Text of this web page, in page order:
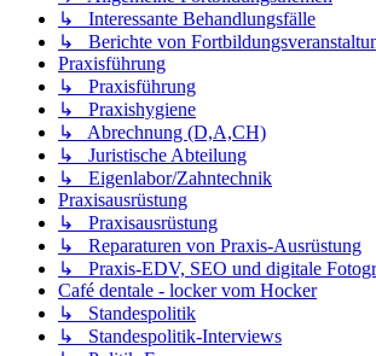
↳ Interessante Behandlungsfälle
↳ Berichte von
Praxisführung
↳ Praxisführung
↳ Praxishygiene
↳ Abrechnung (D,A,CH)
↳ Juristische Abteilung
↳ Eigenlabor/Zahntechnik
Praxisausrüstung
↳ Praxisausrüstung
↳ Reparaturen von Praxis-Ausrüstung
↳ Praxis-EDV, SEO und digitale
Café dentale - locker vom Hocker
↳ Standespolitik
↳ Standespolitik-Interviews